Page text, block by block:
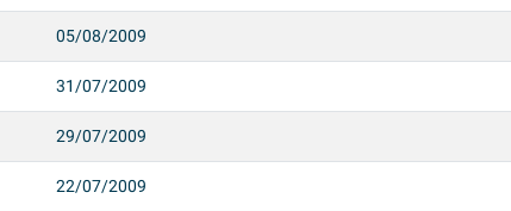
05/08/2009
31/07/2009
29/07/2009
22/07/2009